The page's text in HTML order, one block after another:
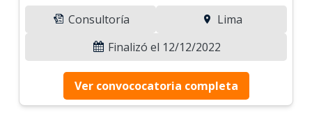
Consultoría
Lima
Finalizó el 12/12/2022
Ver convococatoria completa